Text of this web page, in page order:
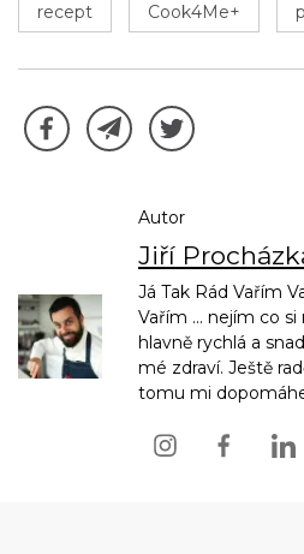
recept Cook4Me+
Autor
Jiří
Já Tak Rád Vařím
Vařím ... nejím co si
hlavně rychlá a
mé zdraví. Ještě
tomu mi